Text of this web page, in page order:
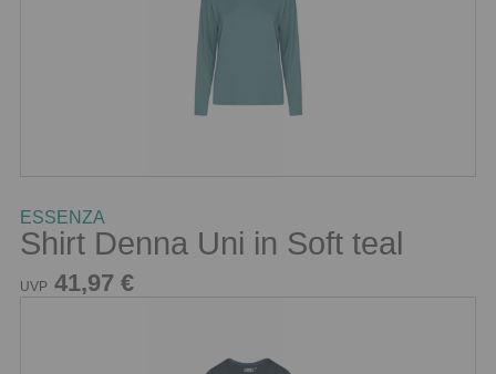
ESSENZA
Shirt Denna Uni in Soft teal
UVP 41,97 €